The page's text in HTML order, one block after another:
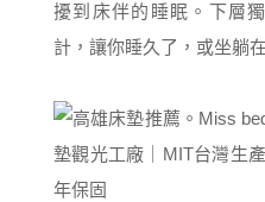
擾到床伴的睡眠。下層
計，讓你睡久了，或坐躺